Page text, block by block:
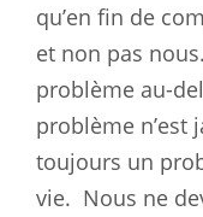
qu’en fin de
et non pas nous.
problème au-
problème n’est
toujours un
vie. Nous ne